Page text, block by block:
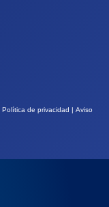
Política de privacidad | Aviso